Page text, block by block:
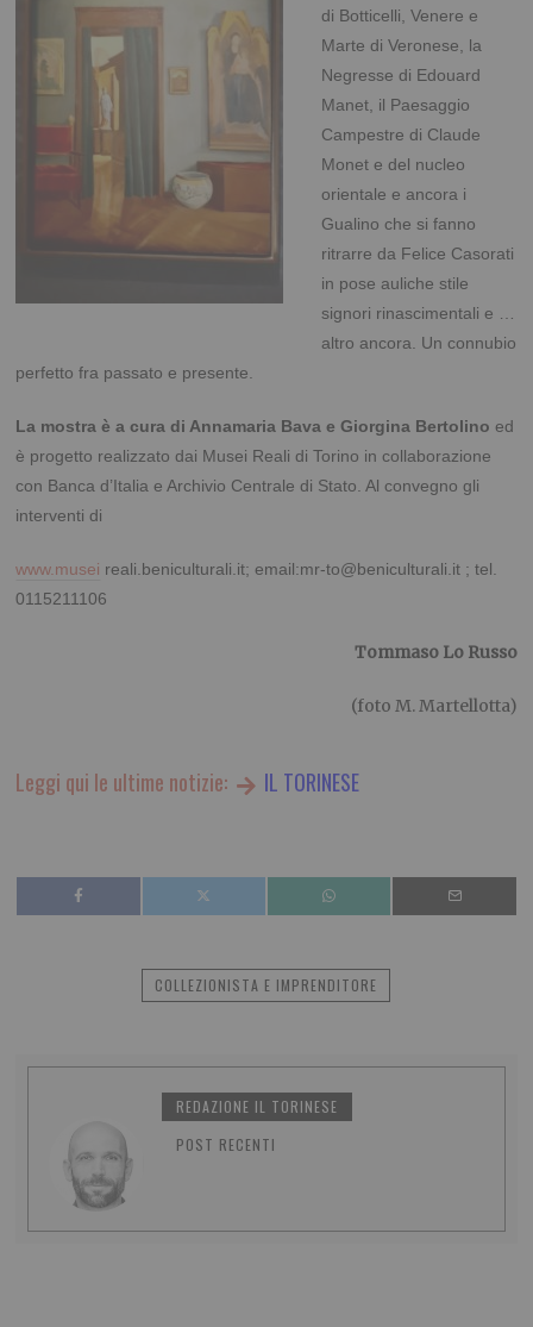
di Botticelli, Venere e
Marte di Veronese, la
Negresse di Edouard
Manet, il Paesaggio
Campestre di Claude
Monet e del nucleo
orientale e ancora i
Gualino che si fanno
ritrarre da Felice Casorati
in pose auliche stile
signori rinascimentali e …
altro ancora. Un connubio
perfetto fra passato e presente.
La mostra è a cura di Annamaria Bava e Giorgina Bertolino ed
è progetto realizzato dai Musei Reali di Torino in collaborazione
con Banca d’Italia e Archivio Centrale di Stato. Al convegno gli
interventi di
www.musei reali.beniculturali.it; email:mr-to@beniculturali.it ; tel.
0115211106
Tommaso Lo Russo
(foto M. Martellotta)
Leggi qui le ultime notizie: IL TORINESE
COLLEZIONISTA E IMPRENDITORE
REDAZIONE IL TORINESE
POST RECENTI